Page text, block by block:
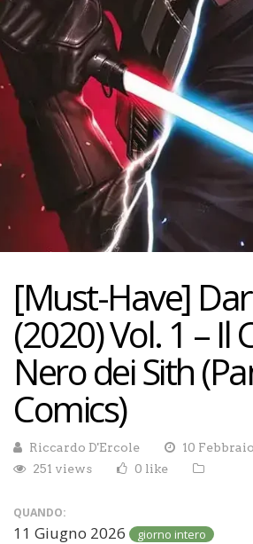
[Must-Have]
(2020) Vol. 1 – Il
Nero dei Sith
Comics)
Riccardo D'Ercole
10
251 views
0 like
QUANDO:
11 Giugno 2026 giorno intero